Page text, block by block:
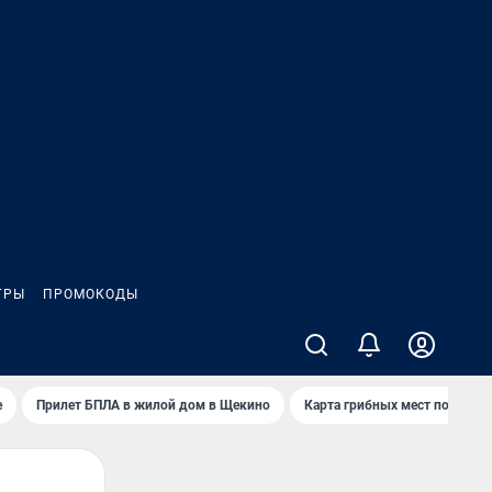
ПРОМОКОДЫ
Прилет БПЛА в жилой дом в Щекино Карта грибных мест под